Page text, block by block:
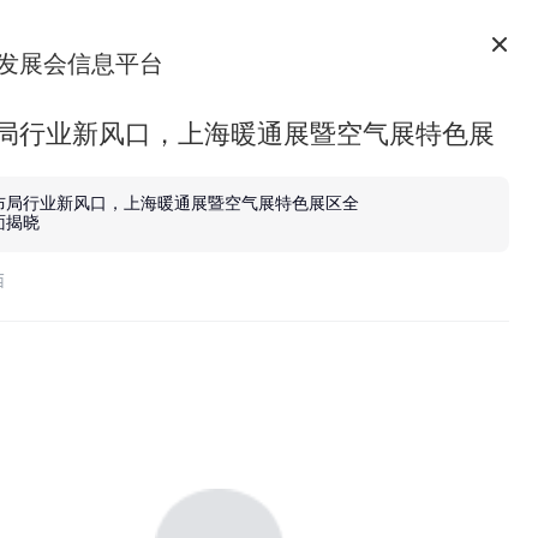
展会信息平台
行业新风口，上海暖通展暨空气展特色展
局行业新风口，上海暖通展暨空气展特色展区全
揭晓